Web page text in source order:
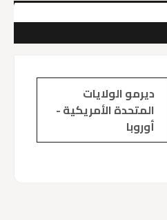
ديرمو الولايات
المتحدة الأمريكية -
أوروبا